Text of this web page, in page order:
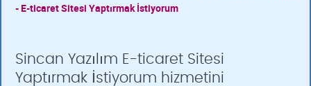
- E-ticaret Sitesi Yaptırmak İstiyorum
Sincan Yazılım E-ticaret Sitesi
Yaptırmak İstiyorum hizmetini